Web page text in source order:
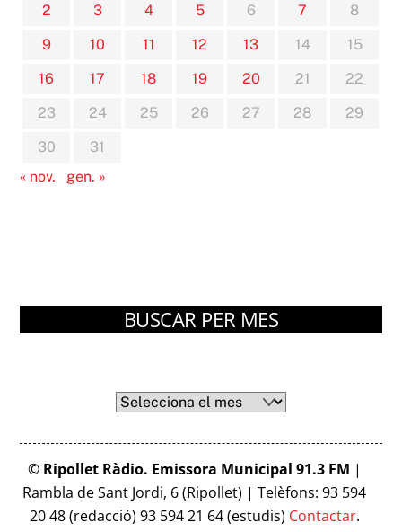
2
3 4 5 6 7
8
9
10 11 12 13 14
15
16
17 18 19 20 21
22
23
24 25 26 27 28
29
30
31
« nov.
gen. »
BUSCAR PER MES
Arxius
© Ripollet Ràdio. Emissora Municipal 91.3 FM |
Rambla de Sant Jordi, 6 (Ripollet) | Telèfons: 93 594
20 48 (redacció) 93 594 21 64 (estudis) Contactar.